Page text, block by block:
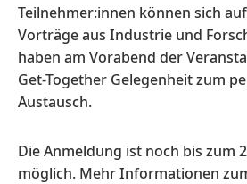
Teilnehmer:innen können sich
Vorträge aus Industrie und
haben am Vorabend der
Get-Together Gelegenheit zum
Austausch.
Die Anmeldung ist noch bis zum
möglich. Mehr Informationen